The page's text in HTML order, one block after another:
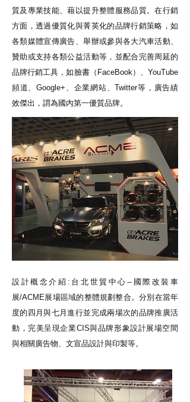
質及專業技能、藉以提升整體服務品質。在行銷
方面，透過優質化與菁英化的品牌行銷策略，如
各類媒體宣傳廣告、舉辦或參與各大汽車活動、
贊助或支持各類公益活動等，並配合完善周延的
品牌行銷工具，如臉書（FaceBook）、YouTube
頻道、Google+、企業網站、Twitter等，廣告績
效傑出，謂為國內第一優質品牌。
設計概念介紹:台北世貿中心--國際改裝車
展/ACME展場區域的整體規劃整合。分別在當年
度的四月與七月進行並完成兩場次的品牌推廣活
動，完美呈現企業CIS與品牌形象設計展場空間
與相關廣告物、文宣品設計與印製等。